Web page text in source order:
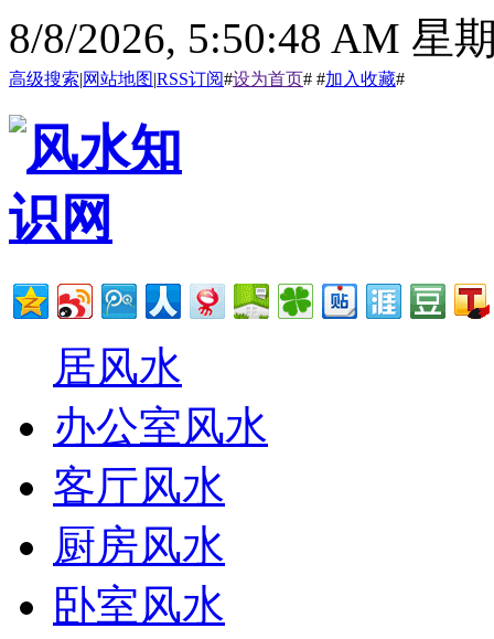
8/8/2026, 5:50:49 AM 星
高级搜索|网站地图|RSS订阅#设为首页# #加入收藏#
居风水
办公室风水
客厅风水
厨房风水
卧室风水